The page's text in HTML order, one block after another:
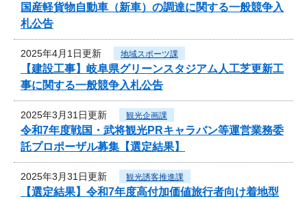
国産軽貨物自動車（新車）の調達に関する一般競争入
札公告
2025年4月1日更新 地域スポーツ課
【建設工事】岐阜県グリーンスタジアム人工芝更新工
事に関する一般競争入札公告
2025年3月31日更新 観光企画課
令和7年度戦国・武将観光PRキャラバン等運営業務委
託プロポーザル募集【選定結果】
2025年3月31日更新 観光誘客推進課
【選定結果】令和7年度高付加価値旅行者向け着地型